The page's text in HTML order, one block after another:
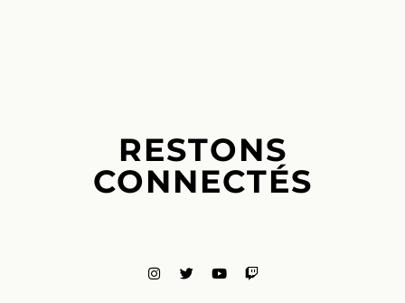
RESTONS
CONNECTÉS